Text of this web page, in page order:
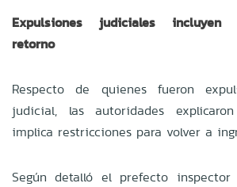
Expulsiones judiciales incluyen
retorno
Respecto de quienes fueron
judicial, las autoridades
implica restricciones para volver a
Según detalló el prefecto inspector